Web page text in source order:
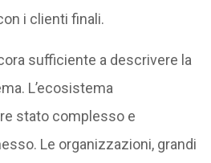
i clienti finali.
sufficiente a descrivere la
L’ecosistema
stato complesso e
Le organizzazioni, grandi